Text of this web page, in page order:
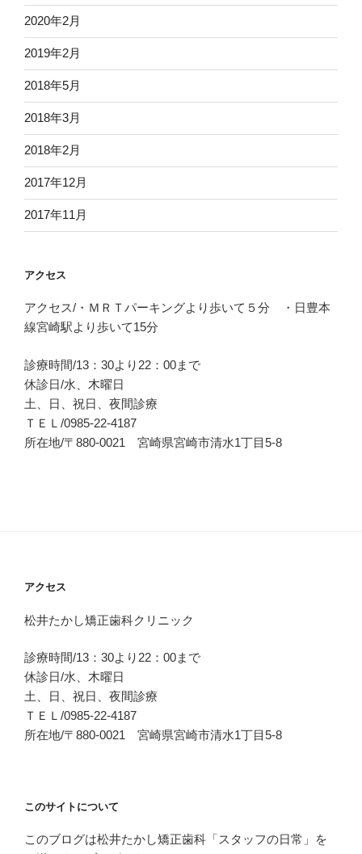
2020年2月
2019年2月
2018年5月
2018年3月
2018年2月
2017年12月
2017年11月
アクセス
アクセス/・ＭＲＴパーキングより歩いて５分 ・日豊本
線宮崎駅より歩いて15分
診療時間/13：30より22：00まで
休診日/水、木曜日
土、日、祝日、夜間診療
ＴＥＬ/0985-22-4187
所在地/〒880-0021 宮崎県宮崎市清水1丁目5-8
アクセス
松井たかし矯正歯科クリニック
診療時間/13：30より22：00まで
休診日/水、木曜日
土、日、祝日、夜間診療
ＴＥＬ/0985-22-4187
所在地/〒880-0021 宮崎県宮崎市清水1丁目5-8
このサイトについて
このブログは松井たかし矯正歯科「スタッフの日常」を